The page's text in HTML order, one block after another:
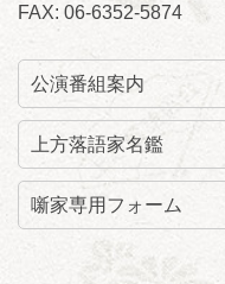
FAX: 06-6352-5874
公演番組案内
上方落語家名鑑
噺家専用フォーム